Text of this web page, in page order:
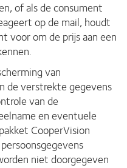
of als de consument
op de mail, houdt
voor om de prijs aan een
van
de verstrekte gegevens
van de
en eventuele
CooperVision
niet doorgegeven